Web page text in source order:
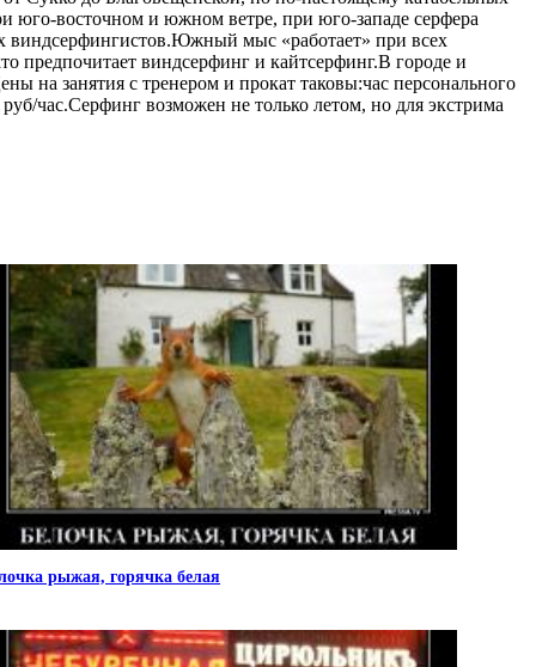
юго-восточном и южном ветре, при юго-западе серфера
виндсерфингистов.Южный мыс «работает» при всех
предпочитает виндсерфинг и кайтсерфинг.В городе и
на занятия с тренером и прокат таковы:час персонального
час.Серфинг возможен не только летом, но для экстрима
рыжая, горячка белая